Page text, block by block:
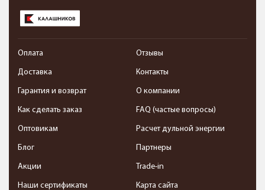
Оплата
Доставка
Гарантия и возврат
Как сделать заказ
Оптовикам
Блог
Акции
Наши сертификаты
Отзывы
Контакты
О компании
FAQ (частые вопросы)
Расчет дульной энергии
Партнеры
Trade-in
Карта сайта